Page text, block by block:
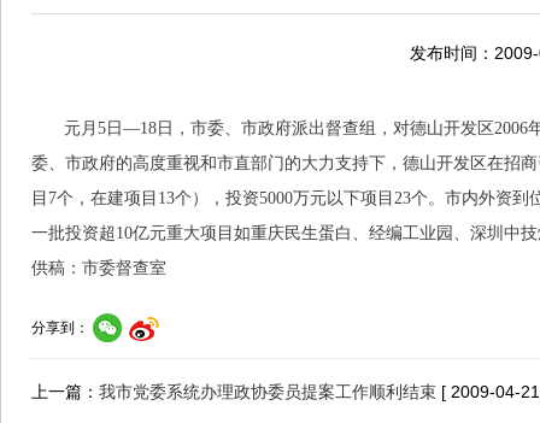
发布时间：
元月5 日—18 日，市委、市政府派出督查组，对德山开发区2006
委、市政府的高度重视和市直部门的大力支持下，德山开发区在招
目 7个，在建项目 13个），投资5000万元以下项目 23个。市内外资到
一批投资超 10亿元重大项目如重庆民生蛋白、经编工业园、深圳中
供稿：市委督查室
分享到：
上一篇： 我市党委系统办理政协委员提案工作顺利结束 [ 2009-04-